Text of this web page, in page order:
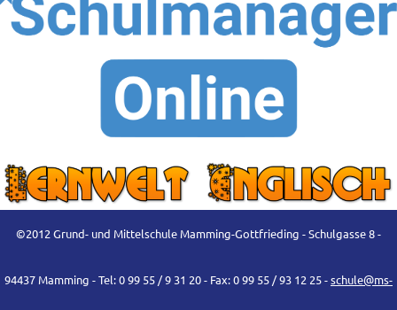
©2012 Grund- und Mittelschule Mamming-Gottfrieding - Schulgasse 8 -
94437 Mamming - Tel: 0 99 55 / 9 31 20 - Fax: 0 99 55 / 93 12 25 -schule@ms-